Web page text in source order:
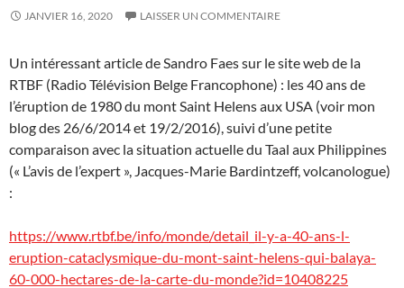
JANVIER 16, 2020 LAISSER UN COMMENTAIRE
Un intéressant article de Sandro Faes sur le site web de la
RTBF (Radio Télévision Belge Francophone) : les 40 ans de
l’éruption de 1980 du mont Saint Helens aux USA (voir mon
blog des 26/6/2014 et 19/2/2016), suivi d’une petite
comparaison avec la situation actuelle du Taal aux Philippines
(« L’avis de l’expert », Jacques-Marie Bardintzeff, volcanologue)
:
https://www.rtbf.be/info/monde/detail_il-y-a-40-ans-l-
eruption-cataclysmique-du-mont-saint-helens-qui-balaya-
60-000-hectares-de-la-carte-du-monde?id=10408225